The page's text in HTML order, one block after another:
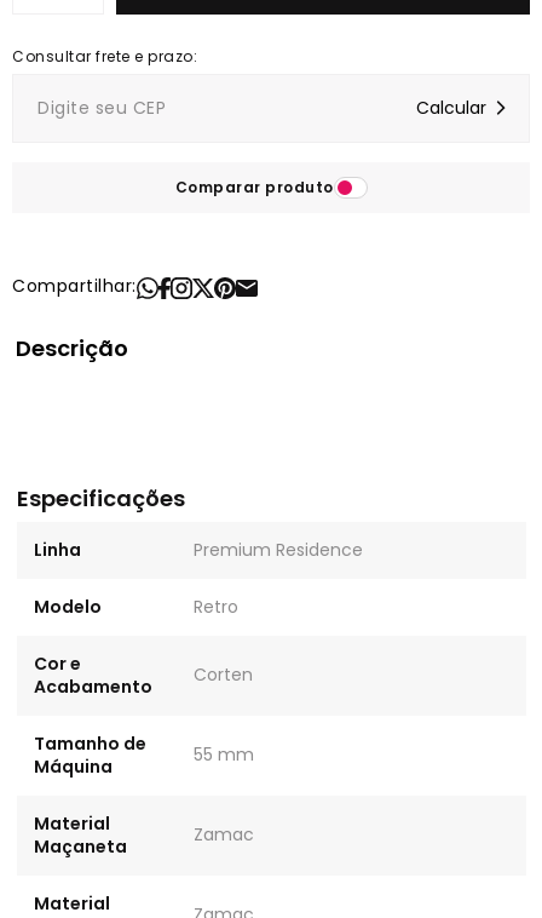
Comparar produto
Compartilhar:
Descrição
Especificações
Linha Premium Residence
Modelo Retro
Cor e
Acabamento
Corten
Tamanho de
Máquina
55 mm
Material
Maçaneta
Zamac
Material